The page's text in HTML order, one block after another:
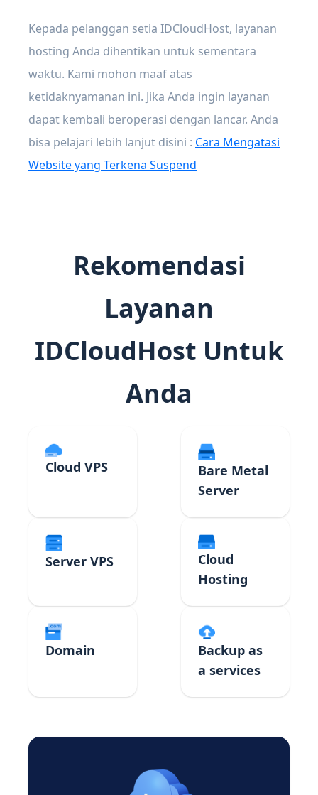
Kepada pelanggan setia IDCloudHost, layanan
hosting Anda dihentikan untuk sementara
waktu. Kami mohon maaf atas
ketidaknyamanan ini. Jika Anda ingin layanan
dapat kembali beroperasi dengan lancar. Anda
bisa pelajari lebih lanjut disini : Cara Mengatasi
Website yang Terkena Suspend
Rekomendasi
Layanan
IDCloudHost Untuk
Anda
Cloud VPS
Bare Metal
Server
Server VPS
Cloud
Hosting
Domain
Backup as
a services